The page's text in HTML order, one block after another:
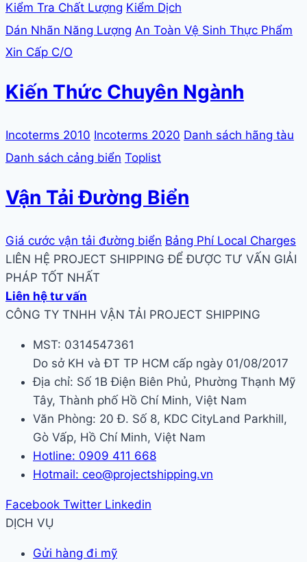
Kiểm Tra Chất Lượng Kiểm Dịch
Dán Nhãn Năng Lượng An Toàn Vệ Sinh Thực Phẩm
Xin Cấp C/O
Kiến Thức Chuyên Ngành
Incoterms 2010 Incoterms 2020 Danh sách hãng tàu
Danh sách cảng biển Toplist
Vận Tải Đường Biển
Giá cước vận tải đường biển Bảng Phí Local Charges
LIÊN HỆ PROJECT SHIPPING ĐỂ ĐƯỢC TƯ VẤN GIẢI
PHÁP TỐT NHẤT
Liên hệ tư vấn
CÔNG TY TNHH VẬN TẢI PROJECT SHIPPING
MST: 0314547361
Do sở KH và ĐT TP HCM cấp ngày 01/08/2017
Địa chỉ: Số 1B Điện Biên Phủ, Phường Thạnh Mỹ
Tây, Thành phố Hồ Chí Minh, Việt Nam
Văn Phòng: 20 Đ. Số 8, KDC CityLand Parkhill,
Gò Vấp, Hồ Chí Minh, Việt Nam
Hotline: 0909 411 668
Hotmail: ceo@projectshipping.vn
Facebook Twitter Linkedin
DỊCH VỤ
Gửi hàng đi mỹ